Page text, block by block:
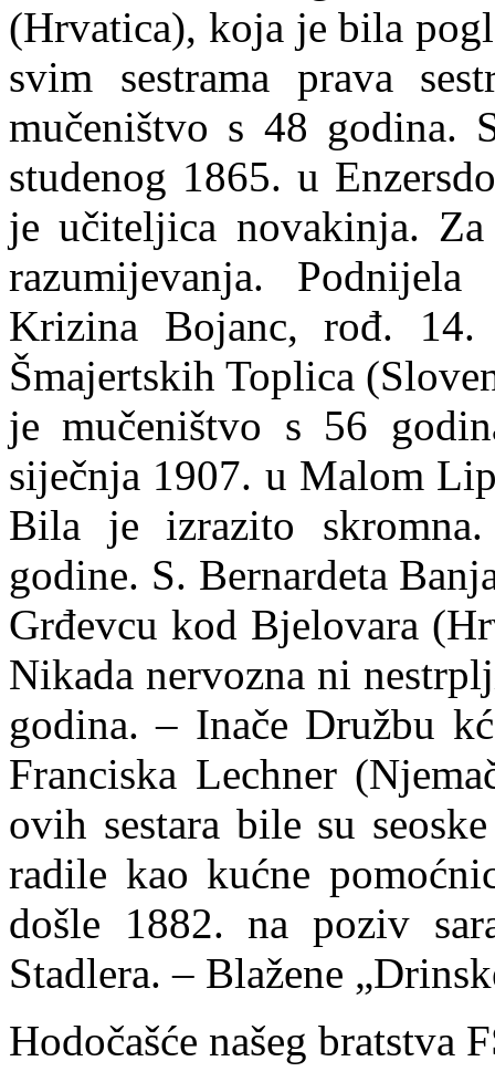
(Hrvatica), koja je bila
svim sestrama prava
mučeništvo s 48 godina.
studenog 1865. u
je učiteljica novakinja.
razumijevanja.
Krizina Bojanc, rođ.
Šmajertskih Toplica
je mučeništvo s 56
siječnja 1907. u Malom
Bila je izrazito
godine. S. Bernardeta
Grđevcu kod Bjelovara
Nikada nervozna ni
godina. – Inače Družbu
Franciska Lechner
ovih sestara bile su
radile kao kućne
došle 1882. na poziv
Stadlera. – Blažene
Hodočašće našeg bratstva